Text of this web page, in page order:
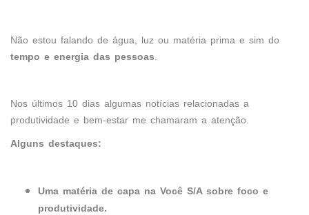
Não estou falando de água, luz ou matéria prima e sim do
tempo e energia das pessoas
Nos últimos 10 dias algumas notícias relacionadas a
produtividade e bem-estar me chamaram a atenção.
Alguns destaques:
Uma matéria de capa na Você S/A sobre foco e
produtividade.